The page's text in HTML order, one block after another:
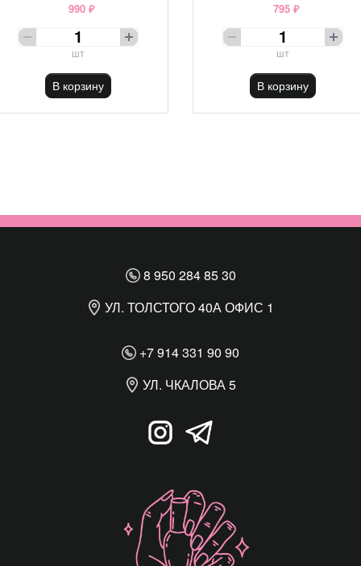
990 ₽
шт
В корзину
795 ₽
шт
В корзину
8 950 284 85 30
УЛ. ТОЛСТОГО 40А ОФИС 1
+7 914 331 90 90
УЛ. ЧКАЛОВА 5